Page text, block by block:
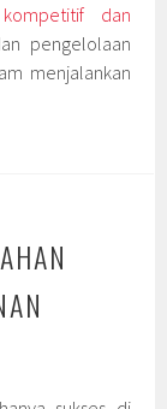
dan
pengelolaan
menjalankan